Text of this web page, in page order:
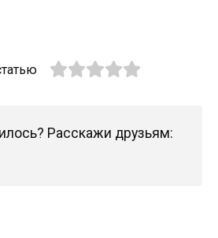
Расскажи друзьям: